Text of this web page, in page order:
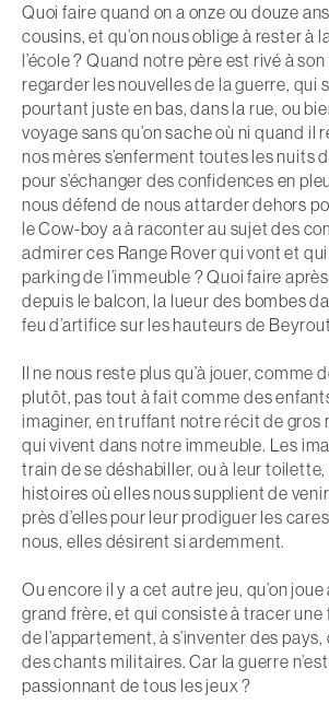
Quoi faire quand on a onze ou douze
cousins, et qu’on nous oblige à rester à
l’école ? Quand notre père est rivé à
regarder les nouvelles de la guerre, qui
pourtant juste en bas, dans la rue, ou
voyage sans qu’on sache où ni quand il
nos mères s’enferment toutes les nuits
pour s’échanger des confidences en
nous défend de nous attarder dehors
le Cow-boy a à raconter au sujet des
admirer ces Range Rover qui vont et
parking de l’immeuble ? Quoi faire
depuis le balcon, la lueur des bombes
feu d’artifice sur les hauteurs de
Il ne nous reste plus qu’à jouer, comme
plutôt, pas tout à fait comme des
imaginer, en truffant notre récit de gros
qui vivent dans notre immeuble. Les
train de se déshabiller, ou à leur
histoires où elles nous supplient de
près d’elles pour leur prodiguer les
nous, elles désirent si ardemment.
Ou encore il y a cet autre jeu, qu’on
grand frère, et qui consiste à tracer une
de l’appartement, à s’inventer des
des chants militaires. Car la guerre
passionnant de tous les jeux ?